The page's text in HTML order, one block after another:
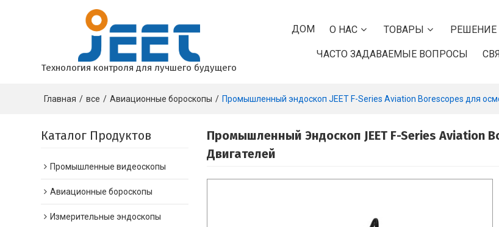
Технология контроля для лучшего будущего
ДОМ О НАС ТОВАРЫ РЕШЕНИЕ
ЧАСТО ЗАДАВАЕМЫЕ ВОПРОСЫ
Главная / все / Авиационные бороскопы / Промышленный эндоскоп JEET F-Series Aviation Borescopes для
Каталог Продуктов
Промышленные видеоскопы
Авиационные бороскопы
Измерительные эндоскопы
Промышленный Эндоскоп JEET F-Series Aviation
Двигателей